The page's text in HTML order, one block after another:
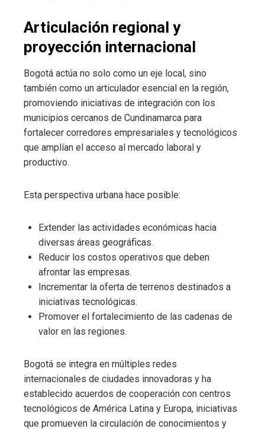
Articulación regional y
proyección internacional
Bogotá actúa no solo como un eje local, sino
también como un articulador esencial en la región,
promoviendo iniciativas de integración con los
municipios cercanos de Cundinamarca para
fortalecer corredores empresariales y tecnológicos
que amplían el acceso al mercado laboral y
productivo.
Esta perspectiva urbana hace posible:
Extender las actividades económicas hacia
diversas áreas geográficas.
Reducir los costos operativos que deben
afrontar las empresas.
Incrementar la oferta de terrenos destinados a
iniciativas tecnológicas.
Promover el fortalecimiento de las cadenas de
valor en las regiones.
Bogotá se integra en múltiples redes
internacionales de ciudades innovadoras y ha
establecido acuerdos de cooperación con centros
tecnológicos de América Latina y Europa, iniciativas
que promueven la circulación de conocimientos y